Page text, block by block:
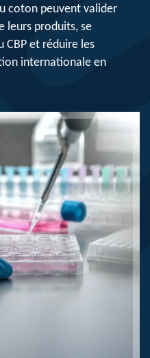
coton peuvent valider
leurs produits, se
CBP et réduire les
internationale en